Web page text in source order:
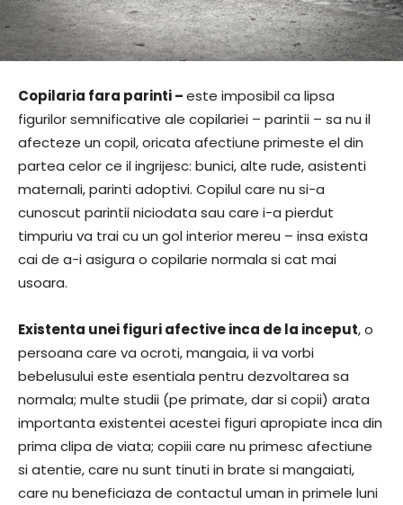
Copilaria fara parinti –este imposibil ca lipsa
figurilor semnificative ale copilariei – parintii – sa nu il
afecteze un copil, oricata afectiune primeste el din
partea celor ce il ingrijesc: bunici, alte rude, asistenti
maternali, parinti adoptivi. Copilul care nu si-a
cunoscut parintii niciodata sau care i-a pierdut
timpuriu va trai cu un gol interior mereu – insa exista
cai de a-i asigura o copilarie normala si cat mai
usoara.
Existenta unei figuri afective inca de la inceput, o
persoana care va ocroti, mangaia, ii va vorbi
bebelusului este esentiala pentru dezvoltarea sa
normala; multe studii (pe primate, dar si copii) arata
importanta existentei acestei figuri apropiate inca din
prima clipa de viata; copiii care nu primesc afectiune
si atentie, care nu sunt tinuti in brate si mangaiati,
care nu beneficiaza de contactul uman in primele luni